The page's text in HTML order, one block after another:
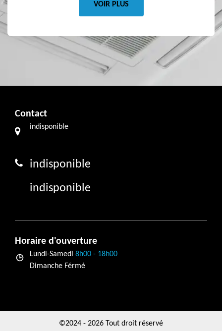
VOIR PLUS
Contact
indisponible
indisponible
indisponible
Horaire d'ouverture
Lundi-Samedi 8h00 - 18h00
Dimanche Férmé
©2024 - 2026 Tout droit réservé